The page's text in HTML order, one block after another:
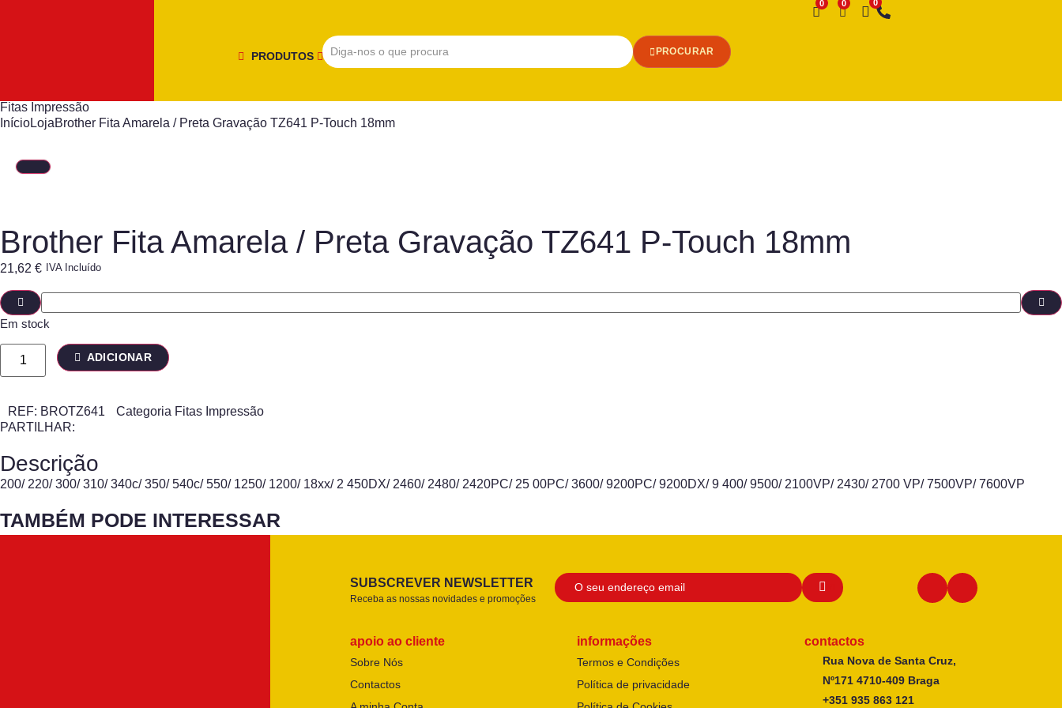
PRODUTOS PROCURAR
Desejo
Fitas Impressão
InícioLojaBrother Fita Amarela / Preta Gravação TZ641 P-Touch 18mm
Brother Fita Amarela / Preta Gravação TZ641 P-Touch 18mm
21,62 € IVA Incluído
Em stock
ADICIONAR
REF: BROTZ641 Categoria Fitas Impressão
PARTILHAR:
Descrição
200/ 220/ 300/ 310/ 340c/ 350/ 540c/ 550/ 1250/ 1200/ 18xx/ 2 450DX/ 2460/ 2480/ 2420PC/ 25 00PC/ 3600/ 9200PC/ 9200DX/ 9 400/ 9500/ 2100VP/ 2430/ 2700 VP/ 7500VP/ 7600VP
TAMBÉM PODE INTERESSAR
SUBSCREVER NEWSLETTER
Receba as nossas novidades e promoções
apoio ao cliente
Sobre Nós
Contactos
informações
Termos e Condições
Política de privacidade
contactos
Rua Nova de Santa Cruz,
Nº171 4710-409 Braga
+351 935 863 121